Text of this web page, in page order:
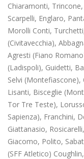
Chiaramonti,
Scarpelli, Englaro,
Morolli Conti,
(Civitavecchia),
Agresti (Fiano
(Ladispoli), Guidetti,
Selvi (Montefiascone),
Lisanti, Bisceglie
Tor Tre Teste),
Sapienza), Franchini,
Giattanasio,
Giacomo, Polito,
(SFF Atletico)